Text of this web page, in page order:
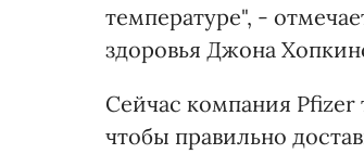
температуре", -
здоровья Джона
Сейчас компания Pfizer
чтобы правильно